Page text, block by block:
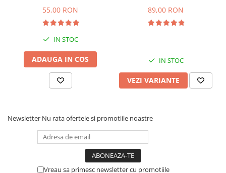
Accesorii sisteme pompare
Compactoare
Maiuri compactoare
Placi compactoare unidirectionale
Placi compactoare reversibile
Cilindri vibrocompactori
Accesorii compactoare
Betoniere
Malaxoare
Accesorii betoniere
Depozitare, transport si protectie
55,00 RON
IN STOC
ADAUGA IN COS
89,00 RON
IN STOC
VEZI VARIANTE
Newsletter Nu rata ofertele si promotiile noastre
Vreau sa primesc newsletter cu promotiile